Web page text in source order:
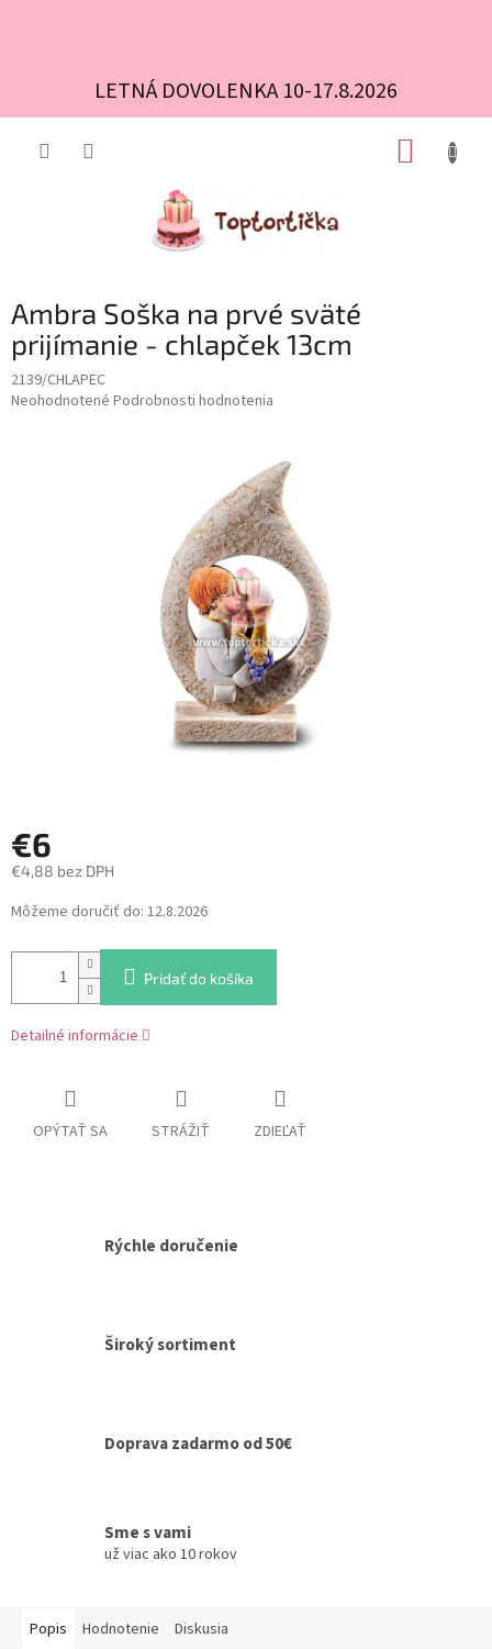
LETNÁ DOVOLENKA 10-17.8.2026
Ambra Soška na prvé sväté
prijímanie - chlapček 13cm
2139/CHLAPEC
Priemerné
Neohodnotené Podrobnosti hodnotenia
€6
€4,88 bez DPH
Jednotková
cena:
Môžeme doručiť do: 12.8.2026
Pridať do košíka
Detailné informácie
OPÝTAŤ SA STRÁŽIŤ ZDIEĽAŤ
Rýchle doručenie
Široký sortiment
Doprava zadarmo od 50€
Sme s vami
už viac ako 10 rokov
Popis Hodnotenie Diskusia